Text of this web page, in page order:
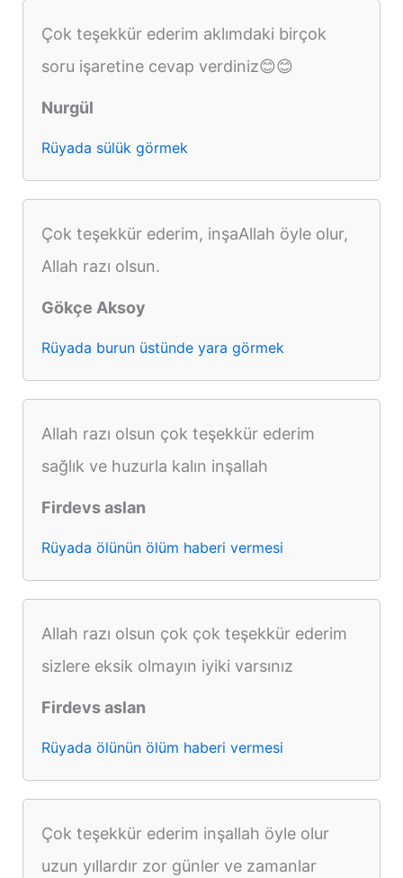
Çok teşekkür ederim aklımdaki birçok
soru işaretine cevap verdiniz😊😊
Nurgül
Rüyada sülük görmek
Çok teşekkür ederim, inşaAllah öyle olur,
Allah razı olsun.
Gökçe Aksoy
Rüyada burun üstünde yara görmek
Allah razı olsun çok teşekkür ederim
sağlık ve huzurla kalın inşallah
Firdevs aslan
Rüyada ölünün ölüm haberi vermesi
Allah razı olsun çok çok teşekkür ederim
sizlere eksik olmayın iyiki varsınız
Firdevs aslan
Rüyada ölünün ölüm haberi vermesi
Çok teşekkür ederim inşallah öyle olur
uzun yıllardır zor günler ve zamanlar